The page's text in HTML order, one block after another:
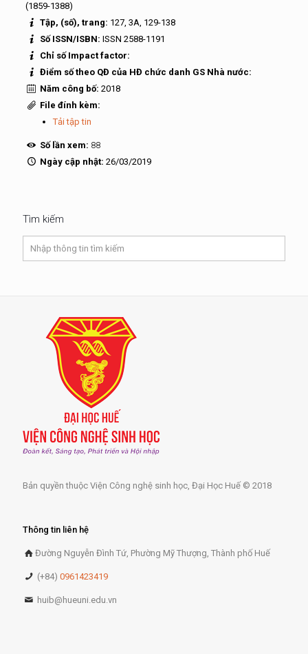
(1859-1388)
Tập, (số), trang: 127, 3A, 129-138
Số ISSN/ISBN: ISSN 2588-1191
Chỉ số Impact factor:
Điểm số theo QĐ của HĐ chức danh GS Nhà nước:
Năm công bố: 2018
File đính kèm:
Tải tập tin
Số lần xem: 88
Ngày cập nhật: 26/03/2019
Tìm kiếm
Bản quyền thuộc Viện Công nghệ sinh học, Đại Học Huế © 2018
Thông tin liên hệ
Đường Nguyễn Đình Tứ, Phường Mỹ Thượng, Thành phố Huế
(+84)0961423419
huib@hueuni.edu.vn